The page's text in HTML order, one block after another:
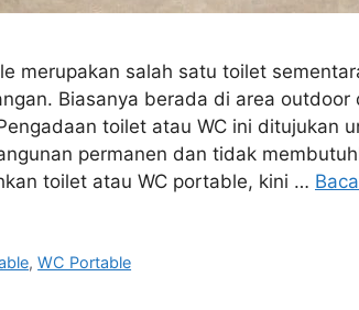
merupakan salah satu toilet
Biasanya berada di area
toilet atau WC ini ditujukan
permanen dan tidak
toilet atau WC portable, kini …
,WC Portable